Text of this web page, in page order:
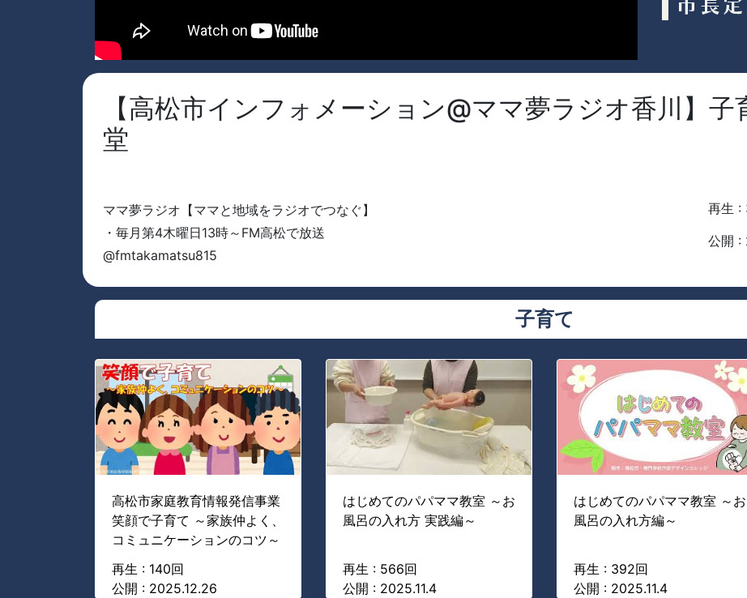
【高松市インフォメーション@ママ夢ラジオ香川】
堂
ママ夢ラジオ【ママと地域をラジオでつなぐ】
・毎月第4木曜日13時～FM高松で放送
@fmtakamatsu815
再生 :
公開 :
子育て
高松市家庭教育情報発信事業
笑顔で子育て ～家族仲よく、
コミュニケーションのコツ～
再生 : 140回
公開 : 2025.12.26
はじめてのパパママ教室 ～お
風呂の入れ方 実践編～
再生 : 566回
公開 : 2025.11.4
はじめてのパパママ教室 ～お
風呂の入れ方編～
再生 : 392回
公開 : 2025.11.4